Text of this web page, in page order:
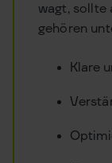
wagt, sollte
gehören
Klare